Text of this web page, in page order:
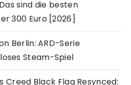
sind die besten
300 Euro [2026]
Berlin: ARD-Serie
Steam-Spiel
Creed Black Flag Resynced: